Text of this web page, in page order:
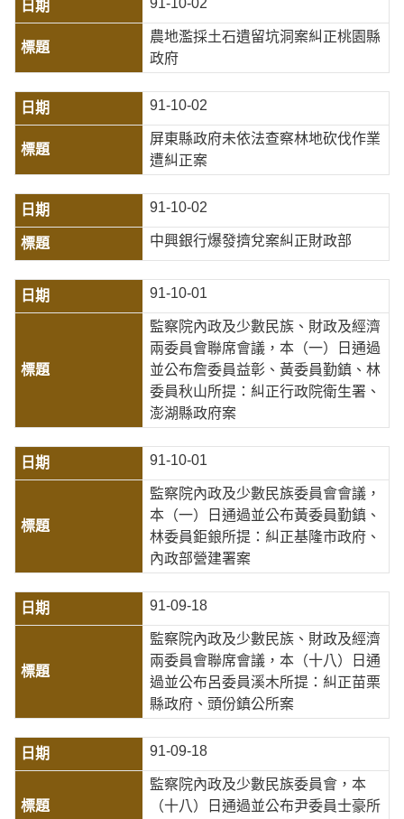
91-10-02
農地濫採土石遺留坑洞案糾正桃園縣
政府
91-10-02
屏東縣政府未依法查察林地砍伐作業
遭糾正案
91-10-02
中興銀行爆發擠兌案糾正財政部
91-10-01
監察院內政及少數民族、財政及經濟
兩委員會聯席會議，本（一）日通過
並公布詹委員益彰、黃委員勤鎮、林
委員秋山所提：糾正行政院衛生署、
澎湖縣政府案
91-10-01
監察院內政及少數民族委員會會議，
本（一）日通過並公布黃委員勤鎮、
林委員鉅鋃所提：糾正基隆市政府、
內政部營建署案
91-09-18
監察院內政及少數民族、財政及經濟
兩委員會聯席會議，本（十八）日通
過並公布呂委員溪木所提：糾正苗栗
縣政府、頭份鎮公所案
91-09-18
監察院內政及少數民族委員會，本
（十八）日通過並公布尹委員士豪所